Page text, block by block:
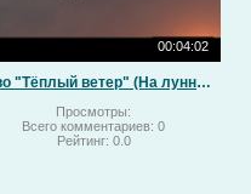
00:04:02
Браво "Тёплый ветер" (На лунный свет)
Просмотры:
Всего комментариев: 0
Рейтинг: 0.0